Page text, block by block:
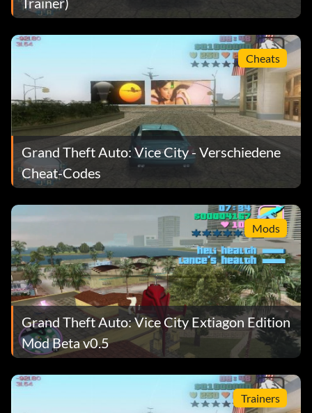
Cheats
Grand Theft Auto: Vice City - Verschiedene
Cheat-Codes
Mods
Grand Theft Auto: Vice City Extiagon Edition
Mod Beta v0.5
Trainers